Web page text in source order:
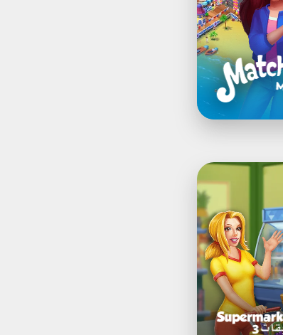
Supermarket
Mania®
-
Match
3:
Shopping
Adventure
Frenzy